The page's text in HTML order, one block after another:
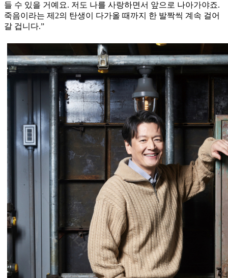
들 수 있을 거예요. 저도 나를 사랑하면서 앞으로 나아가야죠.
죽음이라는 제2의 탄생이 다가올 때까지 한 발짝씩 계속 걸어
갈 겁니다.”